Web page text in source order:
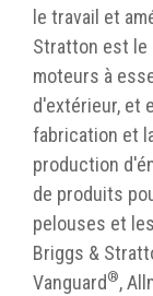
le travail et
Stratton est le
moteurs à
d'extérieur, et
fabrication et
production
de produits
pelouses et
Briggs &
Vanguard®,